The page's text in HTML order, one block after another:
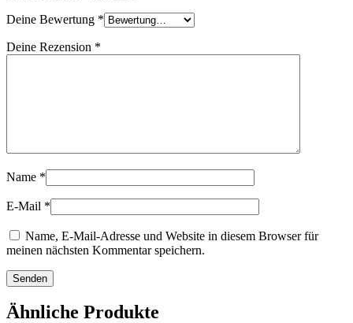
Deine Bewertung *
Deine Rezension *
Name *
E-Mail *
Name, E-Mail-Adresse und Website in diesem Browser für
meinen nächsten Kommentar speichern.
Ähnliche Produkte